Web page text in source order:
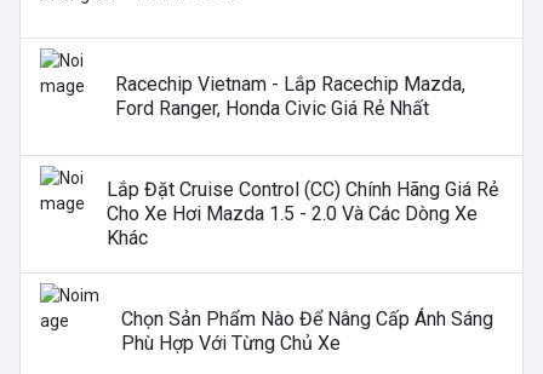
Racechip Vietnam - Lắp Racechip Mazda,
Ford Ranger, Honda Civic Giá Rẻ Nhất
Lắp Đặt Cruise Control (CC) Chính Hãng Giá Rẻ
Cho Xe Hơi Mazda 1.5 - 2.0 Và Các Dòng Xe
Khác
Chọn Sản Phẩm Nào Để Nâng Cấp Ánh Sáng
Phù Hợp Với Từng Chủ Xe